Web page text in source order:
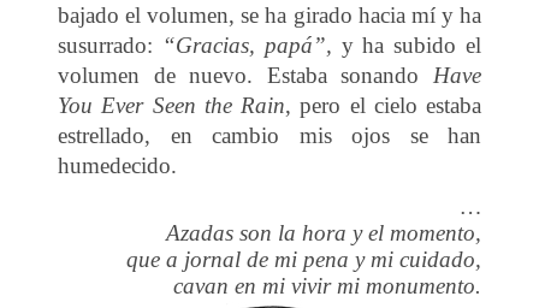
bajado el volumen, se ha girado hacia mí y ha
susurrado: “Gracias, papá”, y ha subido el
volumen de nuevo. Estaba sonando Have
You Ever Seen the Rain, pero el cielo estaba
estrellado, en cambio mis ojos se han
humedecido.
…
Azadas son la hora y el momento,
que a jornal de mi pena y mi cuidado,
cavan en mi vivir mi monumento.